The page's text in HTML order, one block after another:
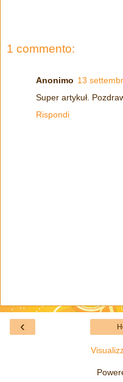
1 commento:
Anonimo 13
Super artykuł.
Rispondi
‹